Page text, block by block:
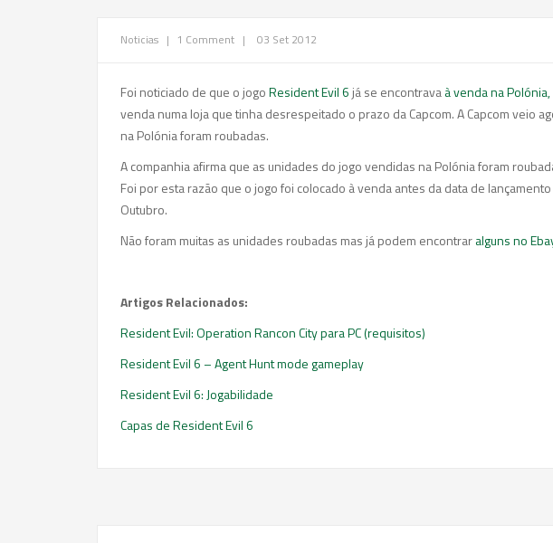
Noticias | 1 Comment | 03 Set 2012
Foi noticiado de que o jogoResident Evil 6 já se encontravaà venda na Polónia,
venda numa loja que tinha desrespeitado o prazo da Capcom. A Capcom veio
na Polónia foram roubadas.
A companhia afirma que as unidades do jogo vendidas na Polónia foram
Foi por esta razão que o jogo foi colocado à venda antes da data de
Outubro.
Não foram muitas as unidades roubadas mas já podem encontraralguns no
Artigos Relacionados:
Resident Evil: Operation Rancon City para PC (requisitos)
Resident Evil 6 – Agent Hunt mode gameplay
Resident Evil 6: Jogabilidade
Capas de Resident Evil 6